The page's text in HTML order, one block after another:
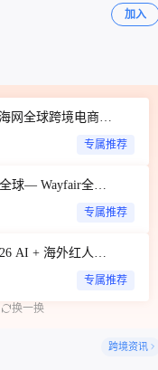
加入
立即扫码咨询
第七届CHWE出海网全球跨境电商展（深圳）秋季展
专属推荐
纵贯南北，品赢全球— Wayfair全品类招商城市巡回Workshop（深圳站）
专属推荐
【当红不让・2026 AI + 海外红人营销大会暨 WotoHub 卖家大会】
专属推荐
换一换
跨境资讯